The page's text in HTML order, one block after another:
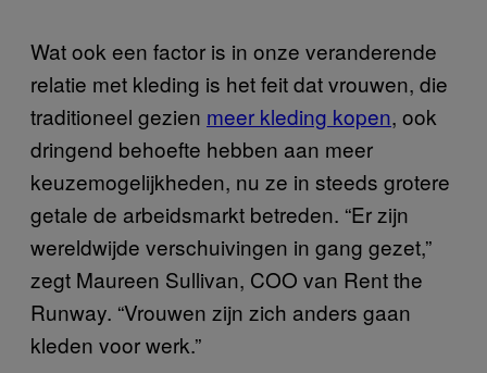
Wat ook een factor is in onze veranderende
relatie met kleding is het feit dat vrouwen, die
traditioneel gezien meer kleding kopen, ook
dringend behoefte hebben aan meer
keuzemogelijkheden, nu ze in steeds grotere
getale de arbeidsmarkt betreden. “Er zijn
wereldwijde verschuivingen in gang gezet,”
zegt Maureen Sullivan, COO van Rent the
Runway. “Vrouwen zijn zich anders gaan
kleden voor werk.”